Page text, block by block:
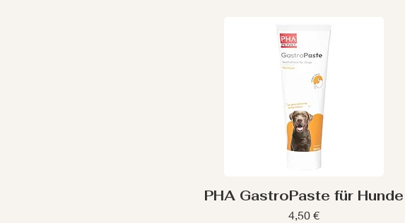
PHA GastroPaste für Hunde
Preis
4,50 €